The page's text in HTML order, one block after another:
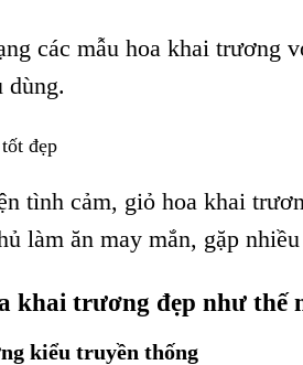
các mẫu hoa khai trương
dùng.
đẹp
tình cảm, giỏ hoa khai
làm ăn may mắn, gặp
khai trương đẹp như thế
kiểu truyền thống